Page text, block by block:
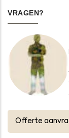
VRAGEN?
Offerte